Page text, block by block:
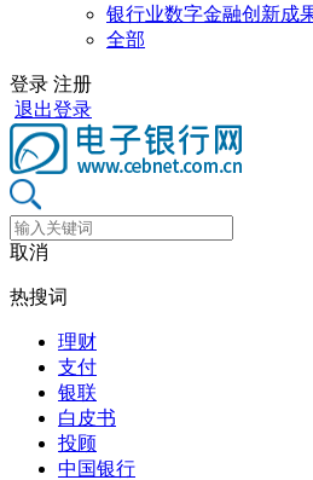
银行业数字金融创新成
全部
登录 注册
退出登录
取消
热搜词
理财
支付
银联
白皮书
投顾
中国银行